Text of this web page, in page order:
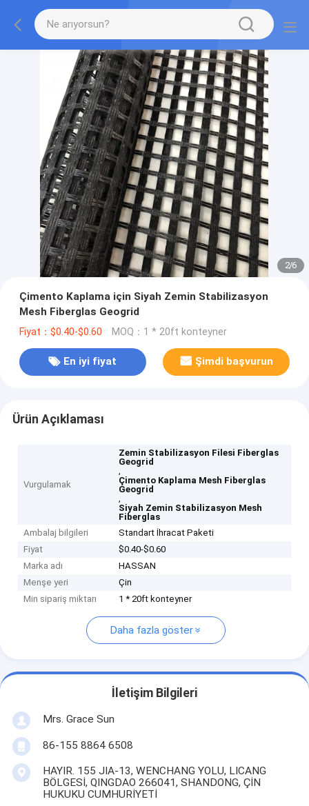
2/6
Çimento Kaplama için Siyah Zemin Stabilizasyon
Mesh Fiberglas Geogrid
Fiyat：$0.40-$0.60 MOQ：1 * 20ft konteyner
En iyi fiyat Şimdi başvurun
Ürün Açıklaması
Vurgulamak
Zemin Stabilizasyon Filesi Fiberglas
Geogrid
,
Çimento Kaplama Mesh Fiberglas
Geogrid
,
Siyah Zemin Stabilizasyon Mesh
Fiberglas
Ambalaj bilgileri
Standart İhracat Paketi
Fiyat
$0.40-$0.60
Marka adı
HASSAN
Menşe yeri
Çin
Min sipariş miktarı
1 * 20ft konteyner
Daha fazla göster
İletişim Bilgileri
Mrs. Grace Sun
86-155 8864 6508
HAYIR. 155 JIA-13, WENCHANG YOLU, LICANG
BÖLGESİ, QINGDAO 266041, SHANDONG, ÇİN
HUKUKU CUMHURİYETİ